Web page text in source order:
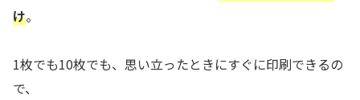
け。
1枚でも10枚でも、思い立ったときにすぐに印刷できるの
で、